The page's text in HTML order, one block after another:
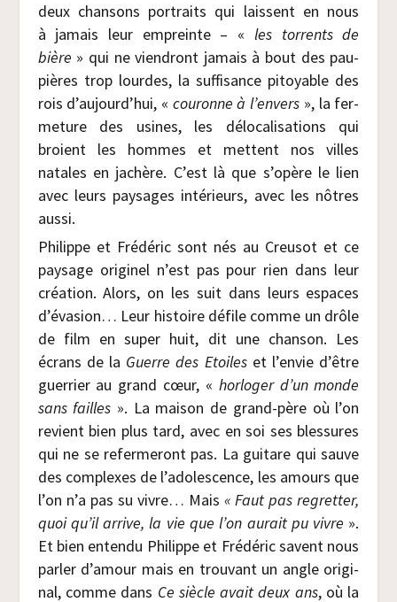
deux chan­sons por­traits qui laissent en nous
à jamais leur empreinte – « les tor­rents de
bière » qui ne vien­dront jamais à bout des pau­
pières trop lourdes, la suf­fi­sance pitoyable des
rois d’aujourd’hui, « cou­ronne à l’envers », la fer­
me­ture des usines, les délo­ca­li­sa­tions qui
broient les hommes et mettent nos villes
natales en jachère. C’est là que s’opère le lien
avec leurs pay­sages inté­rieurs, avec les nôtres
aussi.
Phi­lippe et Fré­dé­ric sont nés au Creu­sot et ce
pay­sage ori­gi­nel n’est pas pour rien dans leur
créa­tion. Alors, on les suit dans leurs espaces
d’évasion… Leur his­toire défile comme un drôle
de film en super huit, dit une chan­son. Les
écrans de la Guerre des Etoileset l’envie d’être
guer­rier au grand cœur, « hor­lo­ger d’un monde
sans failles ». La mai­son de grand-père où l’on
revient bien plus tard, avec en soi ses bles­sures
qui ne se refer­me­ront pas. La gui­tare qui sauve
des com­plexes de l’adolescence, les amours que
l’on n’a pas su vivre… Mais« Faut pas regret­ter,
quoi qu’il arrive, la vie que l’on aurait pu vivre ».
Et bien enten­du Phi­lippe et Fré­dé­ric savent nous
par­ler d’amour mais en trou­vant un angle ori­gi­
nal, comme dans Ce siècle avait deux ans, où la